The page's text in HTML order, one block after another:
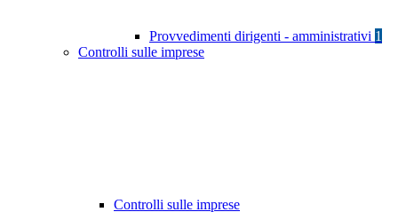
Provvedimenti dirigenti - amministrativi 1
Controlli sulle imprese
Controlli sulle imprese